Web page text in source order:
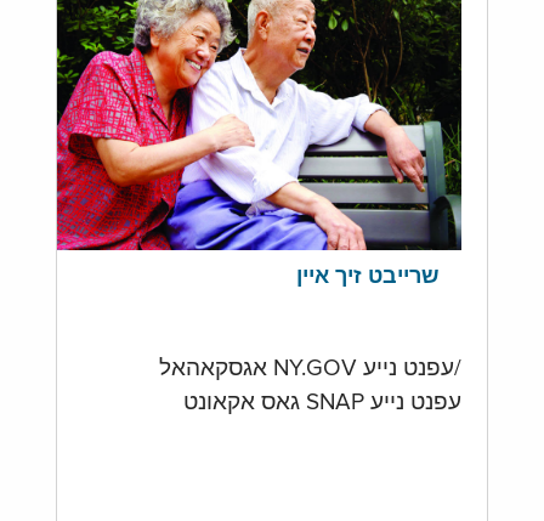
שרייבט זיך איין
/עפנט נייע NY.GOV אגסקאהאל
עפנט נייע SNAP גאס אקאונט